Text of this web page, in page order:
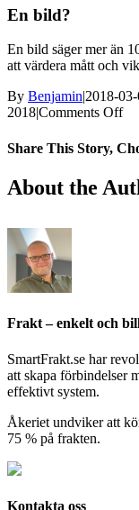
En bild?
En bild säger mer än
att värdera mått och
By Benjamin|2018-
2018|Comments Offon
Share This Story,
Facebook
X
Reddit
LinkedIn
Tumblr
Pinterest
Vk
Email
About the
Frakt – enkelt och
SmartFrakt.se har
att skapa förbindelser
effektivt system.
Åkeriet undviker att
75 % på frakten.
Kontakta oss